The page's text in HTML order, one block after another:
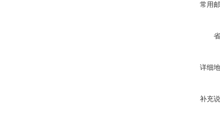
常用
详细
补充